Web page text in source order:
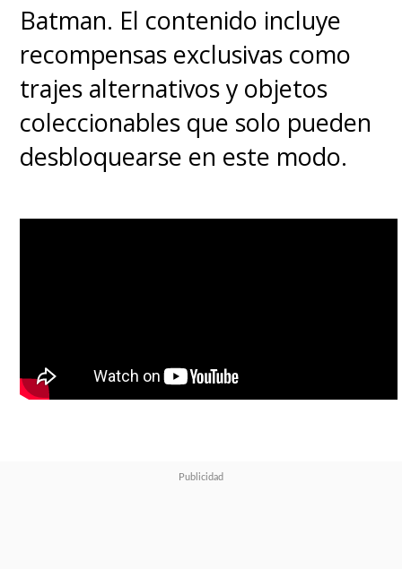
Batman. El contenido incluye
recompensas exclusivas como
trajes alternativos y objetos
coleccionables que solo pueden
desbloquearse en este modo.